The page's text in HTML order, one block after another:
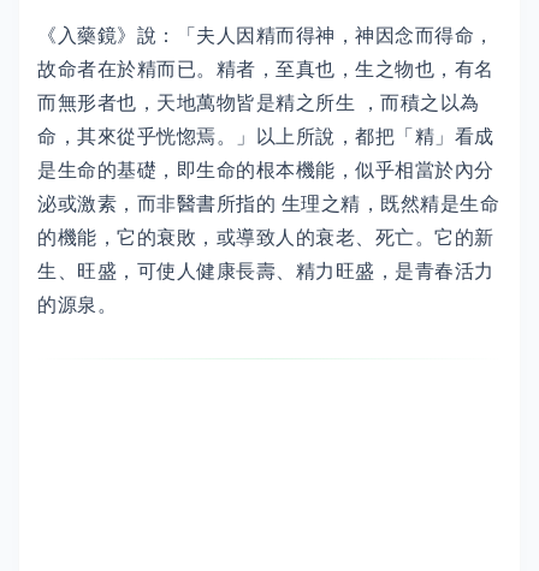
《入藥鏡》說：「夫人因精而得神，神因念而得命，
故命者在於精而已。精者，至真也，生之物也，有名
而無形者也，天地萬物皆是精之所生 ，而積之以為
命，其來從乎恍惚焉。」以上所說，都把「精」看成
是生命的基礎，即生命的根本機能，似乎相當於內分
泌或激素，而非醫書所指的 生理之精，既然精是生命
的機能，它的衰敗，或導致人的衰老、死亡。它的新
生、旺盛，可使人健康長壽、精力旺盛，是青春活力
的源泉。